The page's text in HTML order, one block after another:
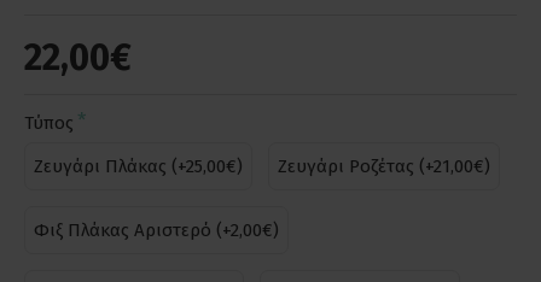
22,00€
Τύπος
Ζευγάρι Πλάκας (+25,00€)
Ζευγάρι Ροζέτας (+21,00€)
Φιξ Πλάκας Αριστερό (+2,00€)